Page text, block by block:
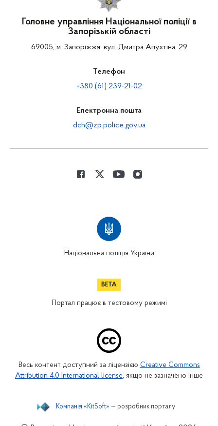
Головне управління Національної поліції в
Запорізькій області
69005, м. Запоріжжя, вул. Дмитра Апухтіна, 29
Телефон
+380 (61) 239-21-02
Електронна пошта
dch@zp.police.gov.ua
Національна поліція України
Портал працює в тестовому режимі
Весь контент доступний за ліцензією Creative Commons
Attribution 4.0 International license, якщо не зазначено інше
Компанія «KitSoft» — розробник порталу